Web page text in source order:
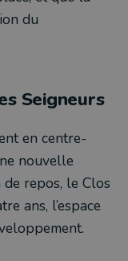
du
Seigneurs
en centre-
nouvelle
de repos, le Clos
ans, l’espace